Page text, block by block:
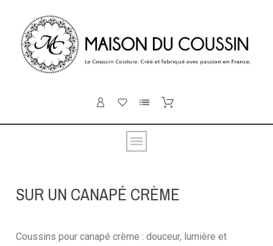
SUR UN CANAPÉ CRÈME
Coussins pour canapé crème : douceur, lumière et